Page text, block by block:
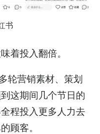
书
着投入翻倍。
轮营销素材、策划
这期间几个节日的
程投入更多人力去
顾客。